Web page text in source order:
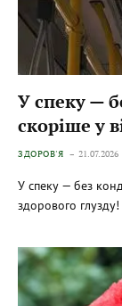
У спеку —
скоріше у
ЗДОРОВ'Я 21.07.2026
У спеку — без
здорового глузду!